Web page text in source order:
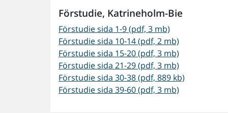
Förstudie, Katrineholm-Bie
Förstudie sida 1-9 (pdf, 3 mb)
Förstudie sida 10-14 (pdf, 2 mb)
Förstudie sida 15-20 (pdf, 3 mb)
Förstudie sida 21-29 (pdf, 3 mb)
Förstudie sida 30-38 (pdf, 889 kb)
Förstudie sida 39-60 (pdf, 3 mb)